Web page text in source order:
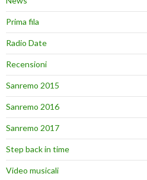
Prima fila
Radio Date
Recensioni
Sanremo 2015
Sanremo 2016
Sanremo 2017
Step back in time
Video musicali